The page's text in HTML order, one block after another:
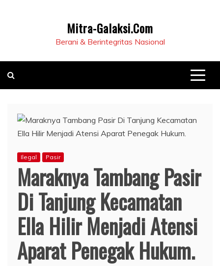
Mitra-Galaksi.Com
Berani & Berintegritas Nasional
Ilegal Pasir
Maraknya Tambang Pasir
Di Tanjung Kecamatan
Ella Hilir Menjadi Atensi
Aparat Penegak Hukum.